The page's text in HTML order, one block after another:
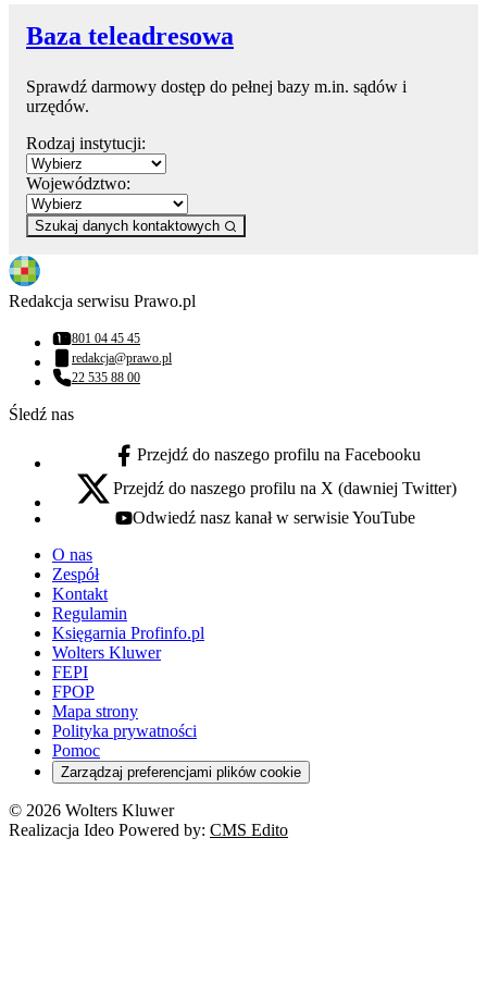
Baza teleadresowa
Sprawdź darmowy dostęp do pełnej bazy m.in. sądów i
urzędów.
Rodzaj instytucji:
Województwo:
Szukaj danych kontaktowych
Redakcja serwisu Prawo.pl
Numer telefonu:
801 04 45 45
Adres email:
redakcja@prawo.pl
Numer telefonu:
22 535 88 00
Śledź nas
facebook - otwiera się w nowej karcie
Przejdź do naszego profilu na Facebooku
x - otwiera się w nowej karcie
Przejdź do naszego profilu na X (dawniej Twitter)
youtube - otwiera się w nowej karcie
Odwiedź nasz kanał w serwisie YouTube
O nas
Zespół
Kontakt
Regulamin
Księgarnia Profinfo.pl
Wolters Kluwer
FEPI
FPOP
Mapa strony
Polityka prywatności
Pomoc
Zarządzaj preferencjami plików cookie
© 2026 Wolters Kluwer
Realizacja Ideo Powered by: CMS Edito